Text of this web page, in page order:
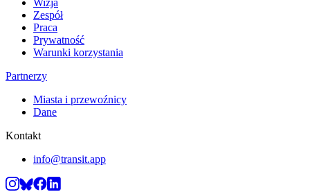
Zespół
Praca
Prywatność
Warunki korzystania
Partnerzy
Miasta i przewoźnicy
Dane
Kontakt
info@transit.app